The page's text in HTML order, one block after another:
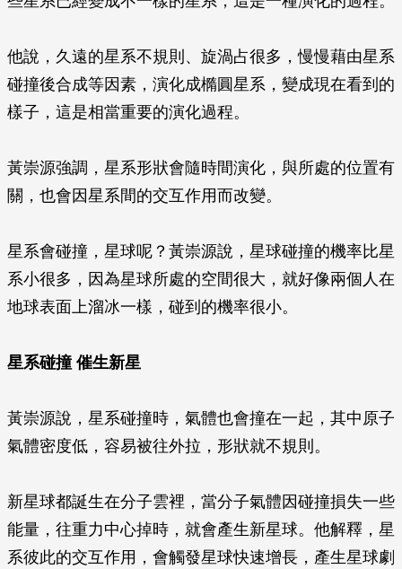
他說，久遠的星系不規則、旋渦占很多，慢慢藉由星系
碰撞後合成等因素，演化成橢圓星系，變成現在看到的
樣子，這是相當重要的演化過程。
黃崇源強調，星系形狀會隨時間演化，與所處的位置有
關，也會因星系間的交互作用而改變。
星系會碰撞，星球呢？黃崇源說，星球碰撞的機率比星
系小很多，因為星球所處的空間很大，就好像兩個人在
地球表面上溜冰一樣，碰到的機率很小。
星系碰撞 催生新星
黃崇源說，星系碰撞時，氣體也會撞在一起，其中原子
氣體密度低，容易被往外拉，形狀就不規則。
新星球都誕生在分子雲裡，當分子氣體因碰撞損失一些
能量，往重力中心掉時，就會產生新星球。他解釋，星
系彼此的交互作用，會觸發星球快速增長，產生星球劇